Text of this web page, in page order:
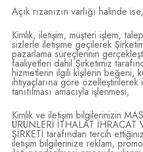
Açık rızanızın varlığı halinde ise,
Kimlik, iletişim, müşteri işlem,
sizlerle iletişime geçilerek
pazarlama süreçlerinin
faaliyetleri dahil Şirketimiz
hizmetlerin ilgili kişilerin beğeni,
ihtiyaçlarına göre
tanıtılması amacıyla işlenmesi,
Kimlik ve iletişim bilgilerinizin
ÜRÜNLERİ İTHALAT İHRACAT
ŞİRKETİ tarafından tercih
iletişim bilgilerinize reklam,